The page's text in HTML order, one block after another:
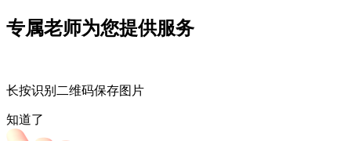
专属老师为您提供服务
长按识别二维码保存图片
知道了